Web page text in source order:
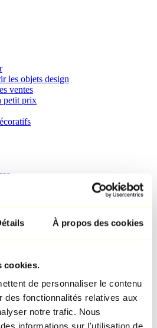
À propos des cookies
cookies.
de personnaliser le contenu
des fonctionnalités relatives aux
notre trafic. Nous
informations sur l'utilisation de
les objets design
ventes
petit prix
Basquiat